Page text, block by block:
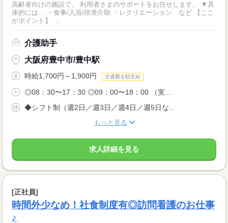
高齢者向けの施設で、 利用者さまのサポートをお任せします。 ▼具
体的には… ・食事/入浴/排泄介助 ・レクリエーション など 【ここ
がポイント】 ...
介護助手
大阪府豊中市/豊中駅
時給1,700円～1,900円 交通費全額支給
◎08：30〜17：30 ◎09：00〜18：00 （実...
◆シフト制（週2日／週3日／週4日／週5日な...
もっと見る
求人詳細を見る
[正社員]
時間外少なめ！社食制度有◎訪問看護のお仕事
♪